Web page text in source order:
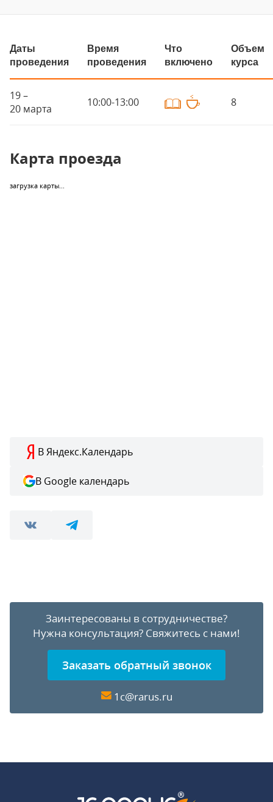
Даты
проведения
Время
проведения
Что
включено
Объем
курса
19 –
20 марта
10:00-13:00 8
Карта проезда
загрузка карты...
В Яндекс.Календарь
В Google календарь
Заинтересованы в сотрудничестве?
Нужна консультация? Свяжитесь с нами!
Заказать обратный звонок
1c@rarus.ru